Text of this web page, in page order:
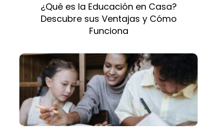
¿Qué es la Educación en Casa?
Descubre sus Ventajas y Cómo
Funciona